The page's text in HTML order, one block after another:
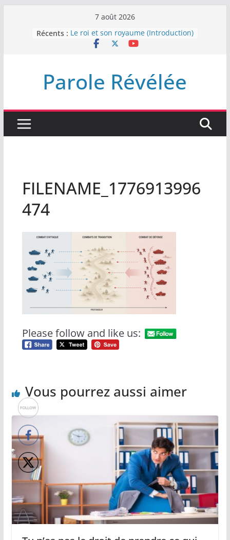
7 août 2026
Récents : Le roi et son royaume (Introduction)
DEMEUREZ DANS LA LUMIÈRE
LABAN
L’INTERVENTION DE DIEU
Parole Révélée
FILENAME_1776913996
474
Please follow and like us:
Vous pourrez aussi aimer